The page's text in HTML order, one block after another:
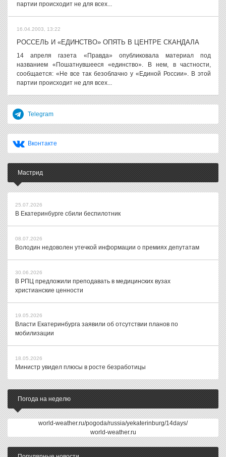
партии происходит не для всех...
16.04.2003, 13:22
РОССЕЛЬ И «ЕДИНСТВО» ОПЯТЬ В ЦЕНТРЕ СКАНДАЛА
14 апреля газета «Правда» опубликовала материал под
названием «Пошатнувшееся «единство». В нем, в частности,
сообщается: «Не все так безоблачно у «Единой России». В этой
партии происходит не для всех...
Telegram
Вконтакте
Мастрид
25.07.2026
В Екатеринбурге сбили беспилотник
08.07.2026
Володин недоволен утечкой информации о премиях депутатам
30.06.2026
В РПЦ предложили преподавать в медицинских вузах
христианские ценности
19.05.2026
Власти Екатеринбурга заявили об отсутствии планов по
мобилизации
18.05.2026
Министр увидел плюсы в росте безработицы
Погода на неделю
world-weather.ru/pogoda/russia/yekaterinburg/14days/
world-weather.ru